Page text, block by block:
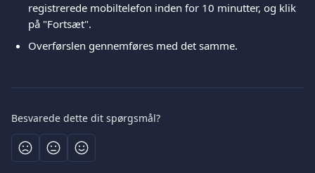
registrerede mobiltelefon inden for 10 minutter, og klik
på "Fortsæt".
Overførslen gennemføres med det samme.
Besvarede dette dit spørgsmål?